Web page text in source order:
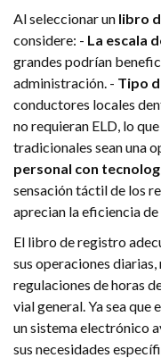
Al seleccionar un libro
considere: - La escala
grandes podrían
administración. - Tipo
conductores locales
no requieran ELD, lo
tradicionales sean una
personal con
sensación táctil de los
aprecian la eficiencia
El libro de registro
sus operaciones
regulaciones de horas
vial general. Ya sea
un sistema electrónico
sus necesidades